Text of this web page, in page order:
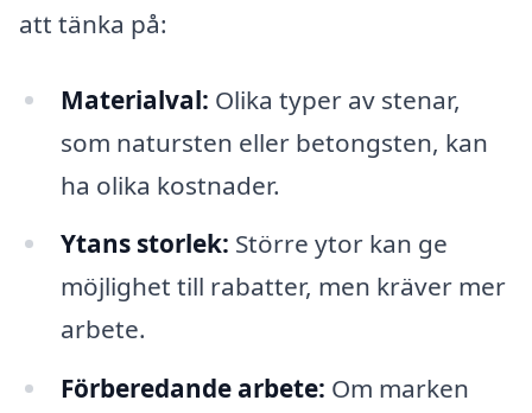
att tänka på:
Materialval: Olika typer av stenar,
som natursten eller betongsten, kan
ha olika kostnader.
Ytans storlek: Större ytor kan ge
möjlighet till rabatter, men kräver mer
arbete.
Förberedande arbete: Om marken